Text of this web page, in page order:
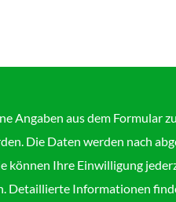
Angaben aus dem Formular
Die Daten werden nach
können Ihre Einwilligung
Detaillierte Informationen